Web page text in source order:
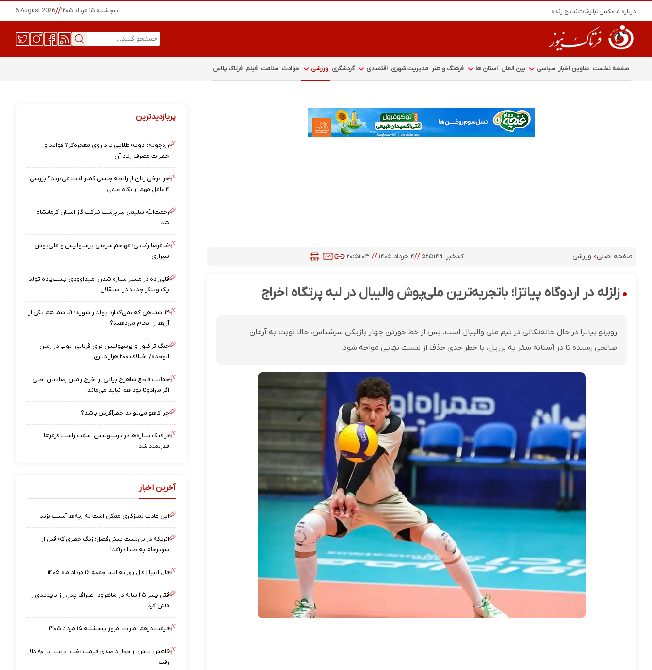
درباره ماعکستبلیغاتنتایج زنده پنجشنبه ۱۵ مرداد ۱۴۰۵ //
6 August 2026
صفحه نخست عناوین اخبار سیاسی بین الملل استان ها فرهنگ و هنر مدیریت شهری اقتصادی گردشگری ورزشی حوادث سلامت فیلم فرتاک پلاس
صفحه اصلی ورزشی کدخبر: ۵۶۵۱۴۹ //۴ خرداد ۱۴۰۵ // ۲۰:۵۱:۰۳
زلزله در اردوگاه پیاتزا؛ باتجربه‌ترین ملی‌پوش والیبال در لبه پرتگاه اخراج
روبرتو پیاتزا در حال خانه‌تکانی در تیم ملی والیبال است. پس از خط خوردن چهار بازیکن سرشناس، حالا نوبت به آرمان
صالحی رسیده تا در آستانه سفر به برزیل، با خطر جدی حذف از لیست نهایی مواجه شود.
پربازدیدترین
زردچوبه؛ ادویه طلایی یا داروی معجزه‌گر؟ فواید و
خطرات مصرف زیاد آن
چرا برخی زنان از رابطه جنسی کمتر لذت می‌برند؟ بررسی
۴ عامل مهم از نگاه علمی
رحمت‌الله سلیمی سرپرست شرکت گاز استان کرمانشاه
شد
غلامرضا رضایی؛ مهاجم سرعتی پرسپولیس و ملی‌پوش
شیرازی
قلی‌زاده در مسیر ستاره شدن؛ میداوودی پشت‌پرده تولد
یک وینگر جدید در استقلال
۱۲ اشتباهی که نمی‌گذارد پولدار شوید؛ آیا شما هم یکی از
آن‌ها را انجام می‌دهید؟
جنگ تراکتور و پرسپولیس برای قربانی؛ توپ در زمین
الوحده/ اختلاف ۲۰۰ هزار دلاری
حمایت قاطع شاهرخ بیانی از اخراج رامین رضاییان؛ حتی
اگر مارادونا بود هم نباید می‌ماند
چرا کاهو می‌تواند خطرآفرین باشد؟
ترافیک ستاره‌ها در پرسپولیس؛ سمت راست قرمزها
قدرتمند شد
آخرین اخبار
این عادت تمیزکاری ممکن است به ریه‌ها آسیب بزند
انریکه در بن‌بست پیش‌فصل؛ زنگ خطری که قبل از
سوپرجام به صدا درآمد!
فال انبیا | فال روزانه انبیا جمعه ۱۶ مرداد ماه ۱۴۰۵
قتل پسر ۲۵ ساله در شاهرود؛ اعتراف پدر، راز ناپدیدی را
فاش کرد
قیمت درهم امارات امروز پنجشنبه ۱۵ مرداد ۱۴۰۵
کاهش بیش از چهار درصدی قیمت نفت؛ برنت زیر ۸۰ دلار
رفت